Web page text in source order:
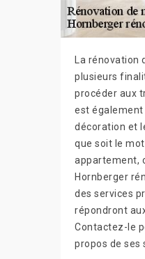
La rénovation
plusieurs
procéder aux
est également
décoration et
que soit le
appartement,
Hornberger
des services
répondront
Contactez-le
propos de ses